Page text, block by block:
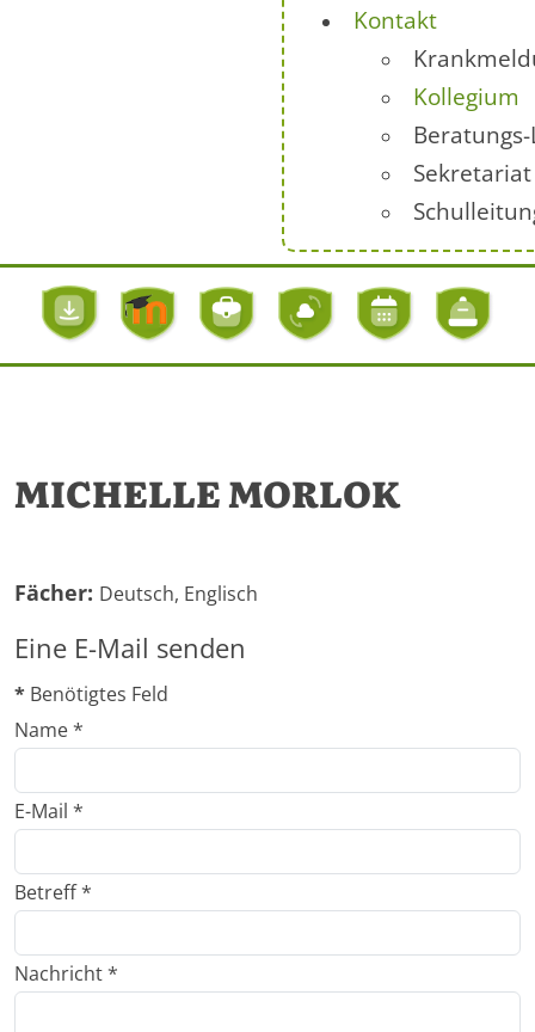
Kontakt
Kollegium
Sekretariat
MICHELLE MORLOK
Fächer: Deutsch, Englisch
Eine E-Mail senden
* Benötigtes Feld
Name*
E-Mail *
Betreff*
Nachricht*